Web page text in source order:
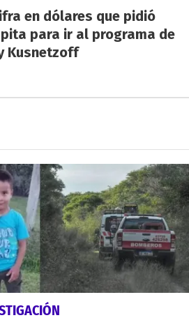
en dólares que pidió
para ir al programa de
Kusnetzoff